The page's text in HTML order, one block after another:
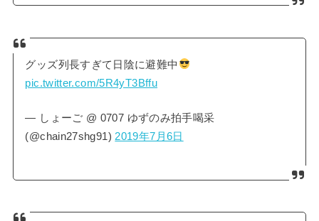
グッズ列長すぎて日陰に避難中
pic.twitter.com/5R4yT3Bffu
— しょーご @ 0707 ゆずのみ拍手喝采
(@chain27shg91)2019年7月6日